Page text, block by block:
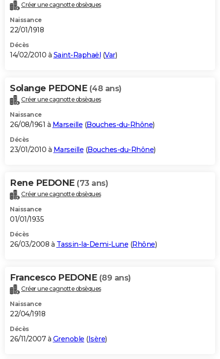
Créer une cagnotte obsèques
Naissance
22/01/1918
Décès
14/02/2010 à Saint-Raphaël (Var)
Solange PEDONE (48 ans)
Créer une cagnotte obsèques
Naissance
26/08/1961 à Marseille (Bouches-du-Rhône)
Décès
23/01/2010 à Marseille (Bouches-du-Rhône)
Rene PEDONE (73 ans)
Créer une cagnotte obsèques
Naissance
01/01/1935
Décès
26/03/2008 à Tassin-la-Demi-Lune (Rhône)
Francesco PEDONE (89 ans)
Créer une cagnotte obsèques
Naissance
22/04/1918
Décès
26/11/2007 à Grenoble (Isère)